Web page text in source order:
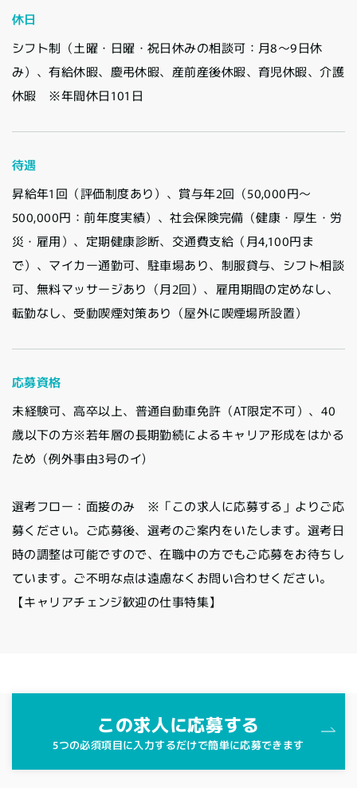
休日
シフト制（土曜・日曜・祝日休みの相談可：月8～9日休
み）、有給休暇、慶弔休暇、産前産後休暇、育児休暇、介護
休暇 ※年間休日101日
待遇
昇給年1回（評価制度あり）、賞与年2回（50,000円〜
500,000円：前年度実績）、社会保険完備（健康・厚生・労
災・雇用）、定期健康診断、交通費支給（月4,100円ま
で）、マイカー通勤可、駐車場あり、制服貸与、シフト相談
可、無料マッサージあり（月2回）、雇用期間の定めなし、
転勤なし、受動喫煙対策あり（屋外に喫煙場所設置）
応募資格
未経験可、高卒以上、普通自動車免許（AT限定不可）、40
歳以下の方※若年層の長期勤続によるキャリア形成をはかる
ため（例外事由3号のイ)
選考フロー：面接のみ ※「この求人に応募する」よりご応
募ください。ご応募後、選考のご案内をいたします。選考日
時の調整は可能ですので、在職中の方でもご応募をお待ちし
ています。ご不明な点は遠慮なくお問い合わせください。
【キャリアチェンジ歓迎の仕事特集】
この求人に応募する
5つの必須項目に入力するだけで簡単に応募できます